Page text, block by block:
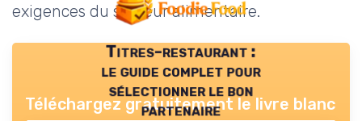
exigences du secteur alimentaire.
Titres-restaurant :
le guide complet pour
sélectionner le bon
partenaire
Téléchargez gratuitement le livre blanc